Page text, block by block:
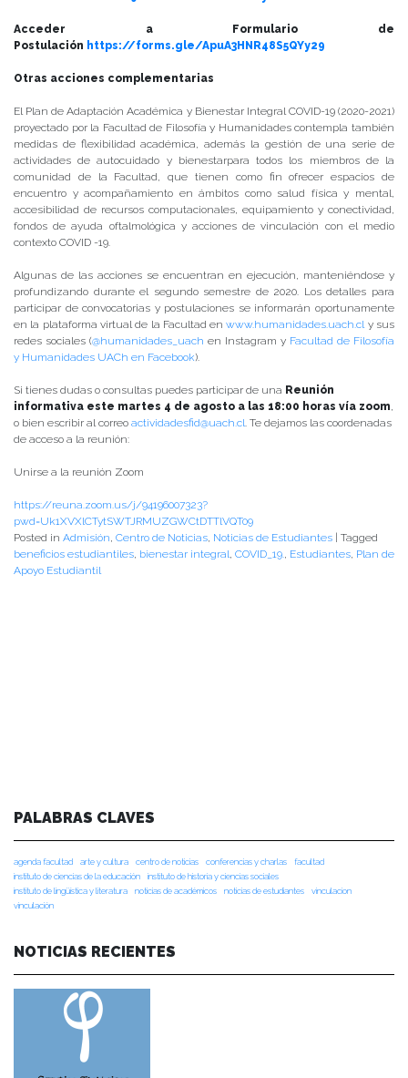
Acceder a Formulario de
Postulación https://forms.gle/ApuA3HNR48S5QYy29
Otras acciones complementarias
El Plan de Adaptación Académica y Bienestar Integral COVID-19 (2020-2021)
proyectado por la Facultad de Filosofía y Humanidades contempla también
medidas de flexibilidad académica, además la gestión de una serie de
actividades de autocuidado y bienestarpara todos los miembros de la
comunidad de la Facultad, que tienen como fin ofrecer espacios de
encuentro y acompañamiento en ámbitos como salud física y mental,
accesibilidad de recursos computacionales, equipamiento y conectividad,
fondos de ayuda oftalmológica y acciones de vinculación con el medio
contexto COVID -19.
Algunas de las acciones se encuentran en ejecución, manteniéndose y
profundizando durante el segundo semestre de 2020. Los detalles para
participar de convocatorias y postulaciones se informarán oportunamente
en la plataforma virtual de la Facultad enwww.humanidades.uach.cly sus
redes sociales (@humanidades_uach en Instagram y Facultad de Filosofía
y Humanidades UACh en Facebook).
Si tienes dudas o consultas puedes participar de una Reunión
informativa este martes 4 de agosto a las 18:00 horas vía zoom,
o bien escribir al correo actividadesfid@uach.cl. Te dejamos las coordenadas
de acceso a la reunión:
Unirse a la reunión Zoom
https://reuna.zoom.us/j/94196007323?
pwd=Uk1XVXlCTytSWTJRMUZGWCtDTTlVQT09
Posted in Admisión, Centro de Noticias, Noticias de Estudiantes
Tagged
beneficios estudiantiles, bienestar integral, COVID_19., Estudiantes, Plan de
Apoyo Estudiantil
PALABRAS CLAVES
agenda facultad arte y cultura centro de noticias conferencias y charlas
facultad
instituto de ciencias de la educación
instituto de historia y ciencias sociales
instituto de lingüística y literatura
noticias de académicos noticias de estudiantes
vinculacion
vinculación
NOTICIAS RECIENTES